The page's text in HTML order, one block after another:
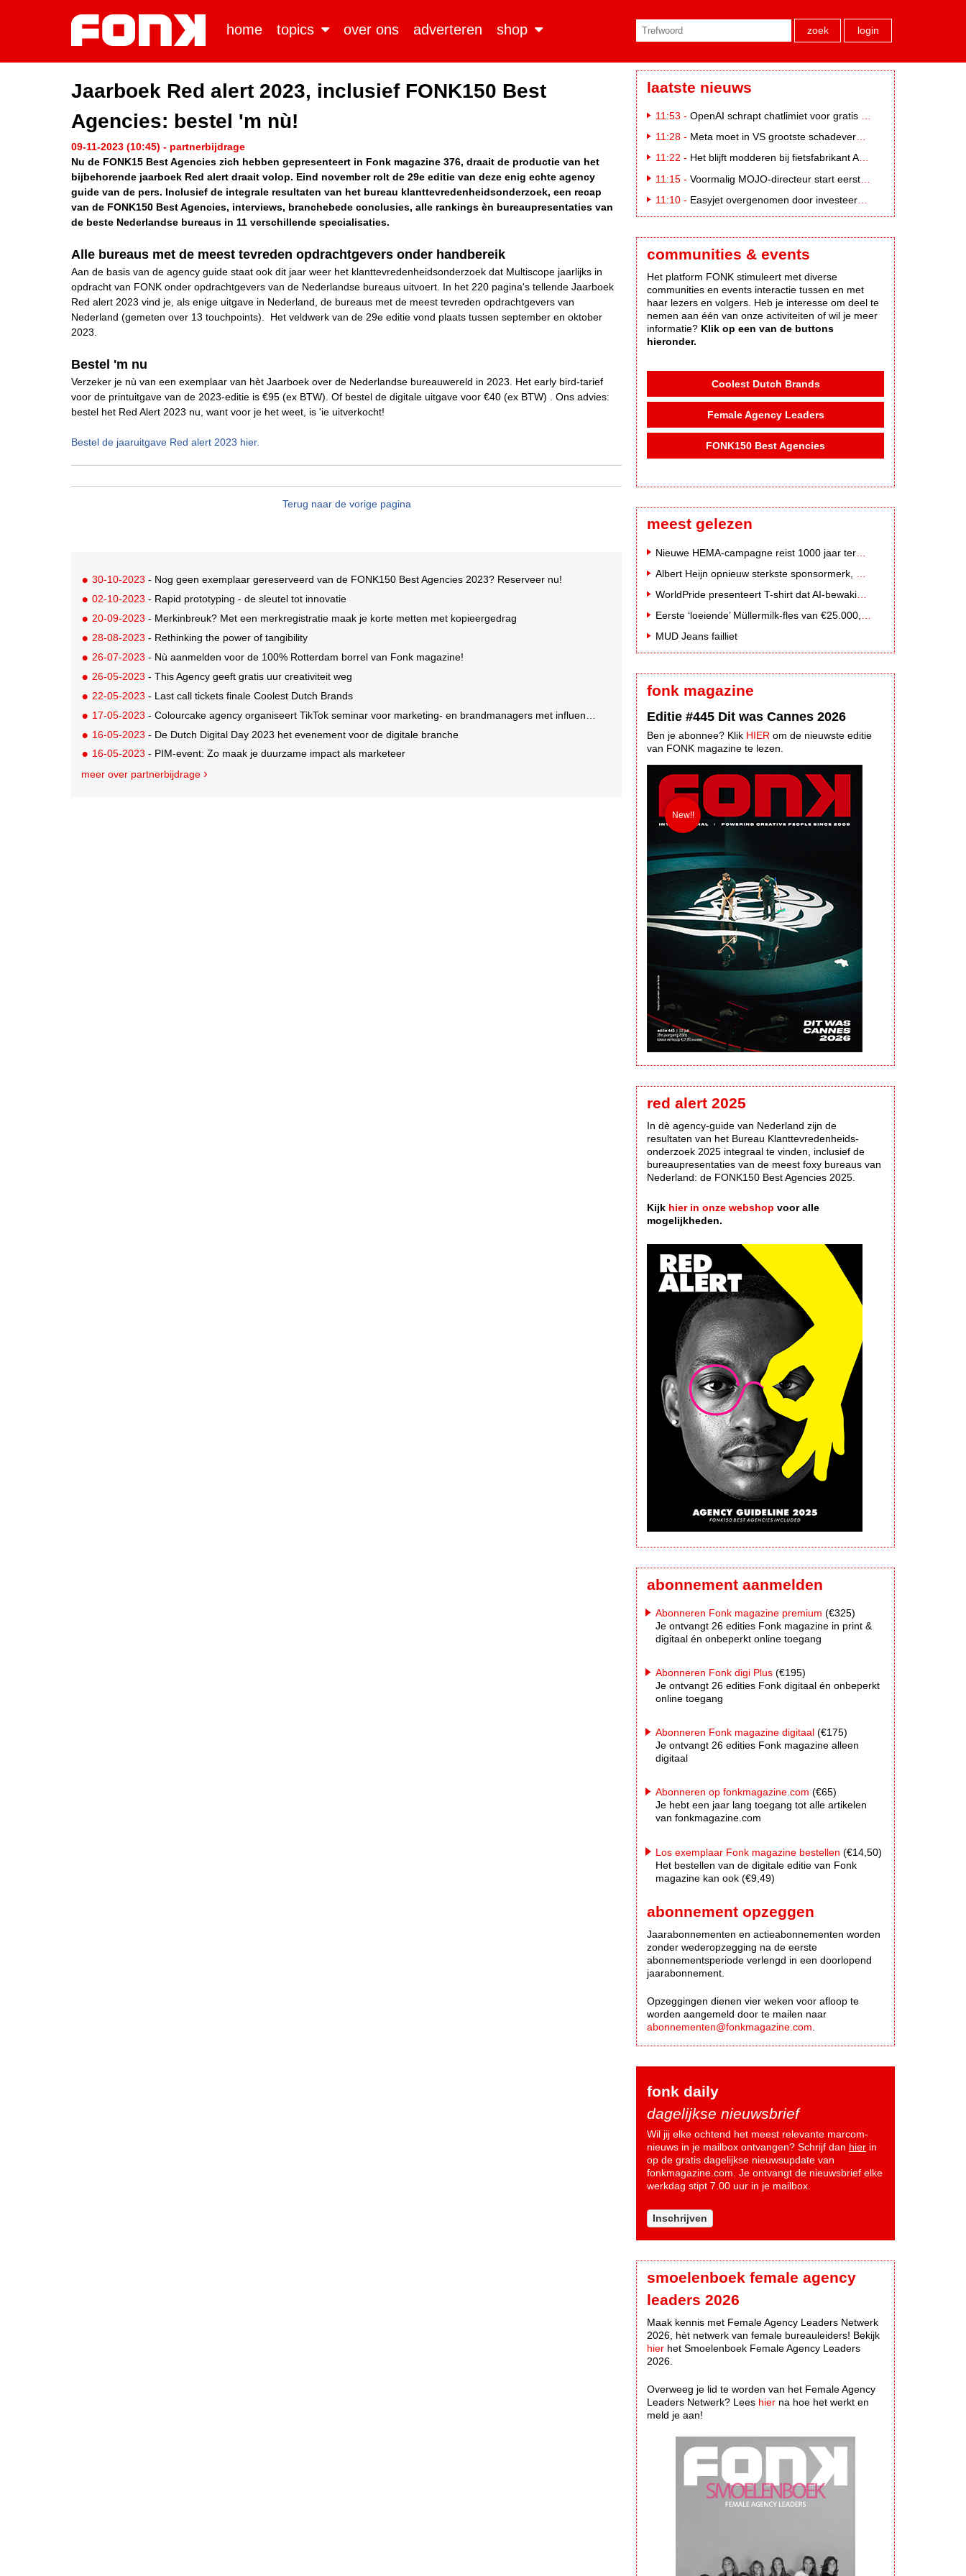
home topics over ons adverteren shop zoek login
Jaarboek Red alert 2023, inclusief FONK150 Best
Agencies: bestel 'm nù!
09-11-2023 (10:45) - partnerbijdrage
Nu de FONK15 Best Agencies zich hebben gepresenteert in Fonk magazine 376, draait de productie van het
bijbehorende jaarboek Red alert draait volop. Eind november rolt de 29e editie van deze enig echte agency
guide van de pers. Inclusief de integrale resultaten van het bureau klanttevredenheidsonderzoek, een recap
van de FONK150 Best Agencies, interviews, branchebede conclusies, alle rankings èn bureaupresentaties van
de beste Nederlandse bureaus in 11 verschillende specialisaties.
Alle bureaus met de meest tevreden opdrachtgevers onder handbereik
Aan de basis van de agency guide staat ook dit jaar weer het klanttevredenheidsonderzoek dat Multiscope jaarlijks in
opdracht van FONK onder opdrachtgevers van de Nederlandse bureaus uitvoert. In het 220 pagina's tellende Jaarboek
Red alert 2023 vind je, als enige uitgave in Nederland, de bureaus met de meest tevreden opdrachtgevers van
Nederland (gemeten over 13 touchpoints). Het veldwerk van de 29e editie vond plaats tussen september en oktober
2023.
Bestel 'm nu
Verzeker je nù van een exemplaar van hèt Jaarboek over de Nederlandse bureauwereld in 2023. Het early bird-tarief
voor de printuitgave van de 2023-editie is €95 (ex BTW). Of bestel de digitale uitgave voor €40 (ex BTW) . Ons advies:
bestel het Red Alert 2023 nu, want voor je het weet, is 'ie uitverkocht!
Bestel de jaaruitgave Red alert 2023 hier.
Terug naar de vorige pagina
30-10-2023 - Nog geen exemplaar gereserveerd van de FONK150 Best Agencies 2023? Reserveer nu!
02-10-2023 - Rapid prototyping - de sleutel tot innovatie
20-09-2023 - Merkinbreuk? Met een merkregistratie maak je korte metten met kopieergedrag
28-08-2023 - Rethinking the power of tangibility
26-07-2023 - Nù aanmelden voor de 100% Rotterdam borrel van Fonk magazine!
26-05-2023 - This Agency geeft gratis uur creativiteit weg
22-05-2023 - Last call tickets finale Coolest Dutch Brands
17-05-2023 - Colourcake agency organiseert TikTok seminar voor marketing- en brandmanagers met influencer Kwebbelkop
16-05-2023 - De Dutch Digital Day 2023 het evenement voor de digitale branche
16-05-2023 - PIM-event: Zo maak je duurzame impact als marketeer
meer over partnerbijdrage
laatste nieuws
11:53 - OpenAI schrapt chatlimiet voor gratis ChatGPT-gebruikers
11:28 - Meta moet in VS grootste schadevergoeding ooit betalen: 567 miljoen dollar
11:22 - Het blijft modderen bij fietsfabrikant Accell. Krijgt uitstel van betaling
11:15 - Voormalig MOJO-directeur start eerste country radiozender. van Nederland
11:10 - Easyjet overgenomen door investeerder Apollo
communities & events
Het platform FONK stimuleert met diverse
communities en events interactie tussen en met
haar lezers en volgers. Heb je interesse om deel te
nemen aan één van onze activiteiten of wil je meer
informatie? Klik op een van de buttons
hieronder.
Coolest Dutch Brands
Female Agency Leaders
FONK150 Best Agencies
meest gelezen
MUD Jeans failliet
fonk magazine
Editie #445 Dit was Cannes 2026
Ben je abonnee? Klik HIER om de nieuwste editie
van FONK magazine te lezen.
red alert 2025
In dè agency-guide van Nederland zijn de
resultaten van het Bureau Klanttevredenheids-
onderzoek 2025 integraal te vinden, inclusief de
bureaupresentaties van de meest foxy bureaus van
Nederland: de FONK150 Best Agencies 2025.
Kijk hier in onze webshop voor alle
mogelijkheden.
abonnement aanmelden
Abonneren Fonk magazine premium (€325)
Je ontvangt 26 edities Fonk magazine in print &
digitaal én onbeperkt online toegang
Abonneren Fonk digi Plus (€195)
Je ontvangt 26 edities Fonk digitaal én onbeperkt
online toegang
Abonneren Fonk magazine digitaal (€175)
Je ontvangt 26 edities Fonk magazine alleen
digitaal
Abonneren op fonkmagazine.com (€65)
Je hebt een jaar lang toegang tot alle artikelen
van fonkmagazine.com
Los exemplaar Fonk magazine bestellen (€14,50)
Het bestellen van de digitale editie van Fonk
magazine kan ook (€9,49)
abonnement opzeggen
Jaarabonnementen en actieabonnementen worden
zonder wederopzegging na de eerste
abonnementsperiode verlengd in een doorlopend
jaarabonnement.
Opzeggingen dienen vier weken voor afloop te
worden aangemeld door te mailen naar
abonnementen@fonkmagazine.com
fonk daily
dagelijkse nieuwsbrief
Wil jij elke ochtend het meest relevante marcom-
nieuws in je mailbox ontvangen? Schrijf dan hier in
op de gratis dagelijkse nieuwsupdate van
fonkmagazine.com. Je ontvangt de nieuwsbrief elke
werkdag stipt 7.00 uur in je mailbox.
Inschrijven
smoelenboek female agency
leaders 2026
Maak kennis met Female Agency Leaders Netwerk
2026, hèt netwerk van female bureauleiders! Bekijk
hier het Smoelenboek Female Agency Leaders
2026.
Overweeg je lid te worden van het Female Agency
Leaders Netwerk? Lees hier na hoe het werkt en
meld je aan!